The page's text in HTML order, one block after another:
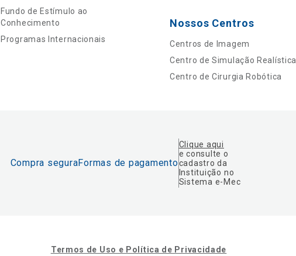
Fundo de Estímulo ao
Conhecimento
Programas Internacionais
Nossos Centros
Centros de Imagem
Centro de Simulação Realística
Centro de Cirurgia Robótica
Compra seguraFormas de pagamento
Clique aqui
e consulte o
cadastro da
Instituição no
Sistema e-Mec
Termos de Uso e Política de Privacidade